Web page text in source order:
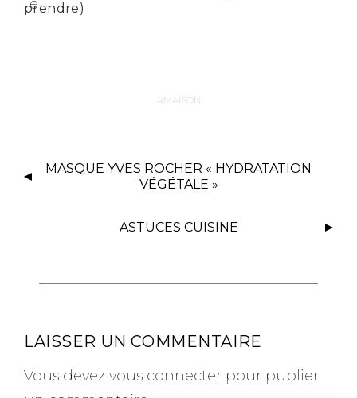
prendre)
MAISON
MASQUE YVES ROCHER « HYDRATATION
VÉGÉTALE »
ASTUCES CUISINE
LAISSER UN COMMENTAIRE
Vous devez vous connecter pour publier